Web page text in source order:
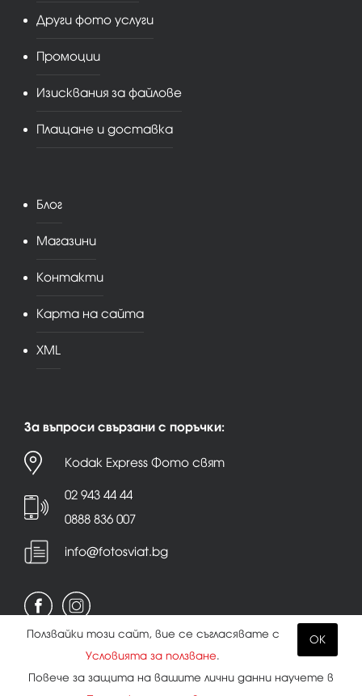
Други фото услуги
Промоции
Изисквания за файлове
Плащане и доставка
Блог
Магазини
Контакти
Карта на сайта
XML
За въпроси свързани с поръчки:
Kodak Express Фото свят
02 943 44 44
0888 836 007
info@fotosviat.bg
|Бисквитки
OK
Ползвайки този сайт, вие се съгласявате с
Условията за ползване.
Повече за защита на вашите лични данни научете в